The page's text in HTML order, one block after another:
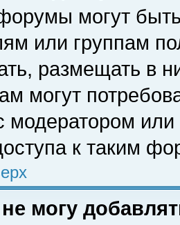
могут
или группам
размещать в
могут
модератором
к таким
могу